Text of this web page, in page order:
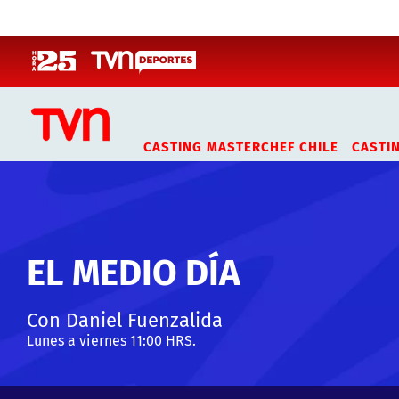
CASTING MASTERCHEF CHILE
EL MEDIO DÍA
Con Daniel Fuenzalida
Lunes a viernes 11:00 HRS.